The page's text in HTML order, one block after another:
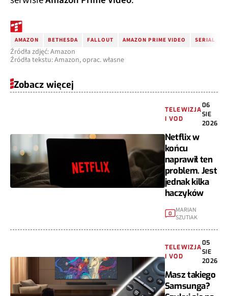
AMAZON BETHESDA FALLOUT AMAZON PRIME VIDEO SERIAL
Źródła zdjęć: Amazon
Źródła tekstu: Amazon, oprac. własne
Zobacz więcej
TELEWIZJA
I VOD
06
SIE
2026
Netflix w
końcu
naprawił ten
problem. Jest
jednak kilka
haczyków
0
MARIAN
SZUTIAK
TELEWIZJA
I VOD
05
SIE
2026
Masz takiego
Samsunga?